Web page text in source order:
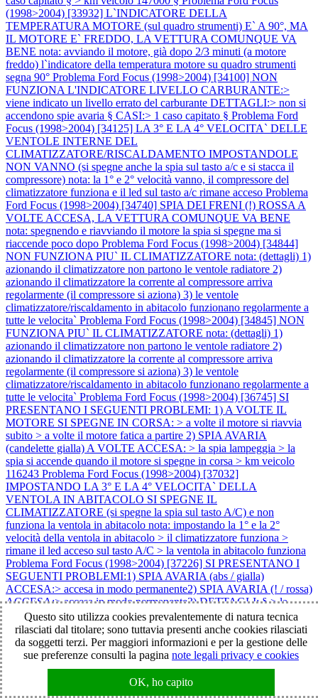
(1998>2004) [33932] L`INDICATORE DELLA
TEMPERATURA MOTORE (sul quadro strumenti) E` A 90°, MA
IL MOTORE E` FREDDO, LA VETTURA COMUNQUE VA
BENE nota: avviando il motore, già dopo 2/3 minuti (a motore
freddo) l`indicatore della temperatura motore su quadro strumenti
segna 90° Problema Ford Focus (1998>2004) [34100] NON
FUNZIONA L'INDICATORE LIVELLO CARBURANTE:>
viene indicato un livello errato del carburante DETTAGLI:> non si
accendono spie avaria § CASI:> 1 caso capitato § Problema Ford
Focus (1998>2004) [34125] LA 3° E LA 4° VELOCITA` DELLE
VENTOLE INTERNE DEL
CLIMATIZZATORE/RISCALDAMENTO IMPOSTANDOLE
NON VANNO (si spegne anche la spia sul tasto a/c e si stacca il
compressore) nota: la 1° e 2° velocità vanno, il compressore del
climatizzatore funziona e il led sul tasto a/c rimane acceso Problema
Ford Focus (1998>2004) [34740] SPIA DEI FRENI (!) ROSSA A
VOLTE ACCESA, LA VETTURA COMUNQUE VA BENE
nota: spegnendo e riavviando il motore la spia si spegne ma si
riaccende poco dopo Problema Ford Focus (1998>2004) [34844]
NON FUNZIONA PIU` IL CLIMATIZZATORE nota: (dettagli) 1)
azionando il climatizzatore non partono le ventole radiatore 2)
azionando il climatizzatore la corrente al compressore arriva
regolarmente (il compressore si aziona) 3) le ventole
climatizzatore/riscaldamento in abitacolo funzionano regolarmente a
tutte le velocita` Problema Ford Focus (1998>2004) [34845] NON
FUNZIONA PIU` IL CLIMATIZZATORE nota: (dettagli) 1)
azionando il climatizzatore non partono le ventole radiatore 2)
azionando il climatizzatore la corrente al compressore arriva
regolarmente (il compressore si aziona) 3) le ventole
climatizzatore/riscaldamento in abitacolo funzionano regolarmente a
tutte le velocita` Problema Ford Focus (1998>2004) [36745] SI
PRESENTANO I SEGUENTI PROBLEMI: 1) A VOLTE IL
MOTORE SI SPEGNE IN CORSA: > a volte il motore si riavvia
subito > a volte il motore fatica a partire 2) SPIA AVARIA
(candelette gialla) A VOLTE ACCESA: > la spia lampeggia > la
spia si accende quando il motore si spegne in corsa > km veicolo
116243 Problema Ford Focus (1998>2004) [37032]
IMPOSTANDO LA 3° E LA 4° VELOCITA` DELLA
VENTOLA IN ABITACOLO SI SPEGNE IL
CLIMATIZZATORE (si spegne la spia sul tasto A/C) e non
funziona la ventola in abitacolo nota: impostando la 1° e la 2°
velocità della ventola in abitacolo > il climatizzatore funziona >
rimane il led acceso sul tasto A/C > la ventola in abitacolo funziona
Problema Ford Focus (1998>2004) [37226] SI PRESENTANO I
SEGUENTI PROBLEMI:1) SPIA AVARIA (abs / gialla)
ACCESA:> accesa in modo permanente2) SPIA AVARIA (! / rossa)
ACCESA:> accesa in modo permanente3) DETTAGLI: § > la
vettura comunque va bene4) FATTO COME SEGUE SENZA
RISOLVERE:> sostituito il quadro strumenti con uno da recupero
5) CASI:> 1 caso capitato § > km veicolo 180000 §Problema Ford
Focus (1998>2004) [37514] SI PRESENTANO I SEGUENTI
ma si spegne subito 2) SPIA AVARIA (candelette gialla)
LAMPEGGIANTE 3) DETTAGLI: > inizialmente mancava di
Questo sito utilizza cookies prevalentemente di natura tecnica
rilasciati dal titolare; sono tuttavia presenti anche cookies rilasciati
da soggetti terzi. Per maggiori informazioni e per la gestione delle
sue preferenze consulti la pagina note legali privacy e cookies
OK, ho capito